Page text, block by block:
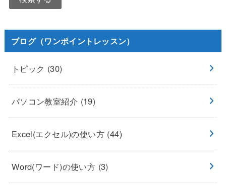
ブログ（ワンポイントレッスン）
トピック (30)
パソコン教室紹介 (19)
Excel(エクセル)の使い方 (44)
Word(ワード)の使い方 (3)